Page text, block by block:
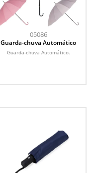
05086
Guarda-chuva Automático
Guarda-chuva Automático.